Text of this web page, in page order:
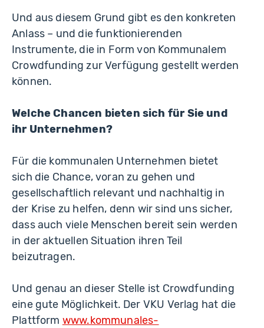
Und aus diesem Grund gibt es den konkreten
Anlass – und die funktionierenden
Instrumente, die in Form von Kommunalem
Crowdfunding zur Verfügung gestellt werden
können.
Welche Chancen bieten sich für Sie und
ihr Unternehmen?
Für die kommunalen Unternehmen bietet
sich die Chance, voran zu gehen und
gesellschaftlich relevant und nachhaltig in
der Krise zu helfen, denn wir sind uns sicher,
dass auch viele Menschen bereit sein werden
in der aktuellen Situation ihren Teil
beizutragen.
Und genau an dieser Stelle ist Crowdfunding
eine gute Möglichkeit. Der VKU Verlag hat die
Plattform www.kommunales-